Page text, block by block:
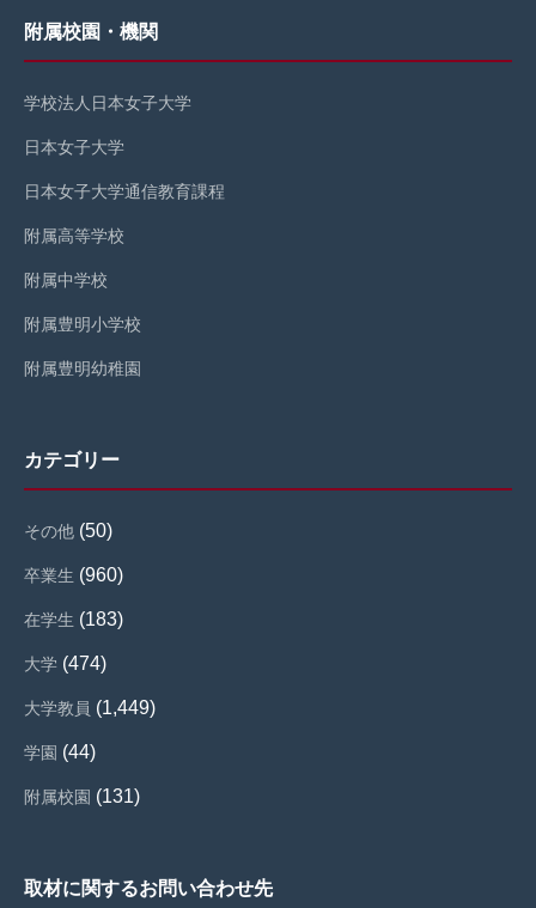
附属校園・機関
学校法人日本女子大学
日本女子大学
日本女子大学通信教育課程
附属高等学校
附属中学校
附属豊明小学校
附属豊明幼稚園
カテゴリー
その他 (50)
卒業生 (960)
在学生 (183)
大学 (474)
大学教員 (1,449)
学園 (44)
附属校園 (131)
取材に関するお問い合わせ先